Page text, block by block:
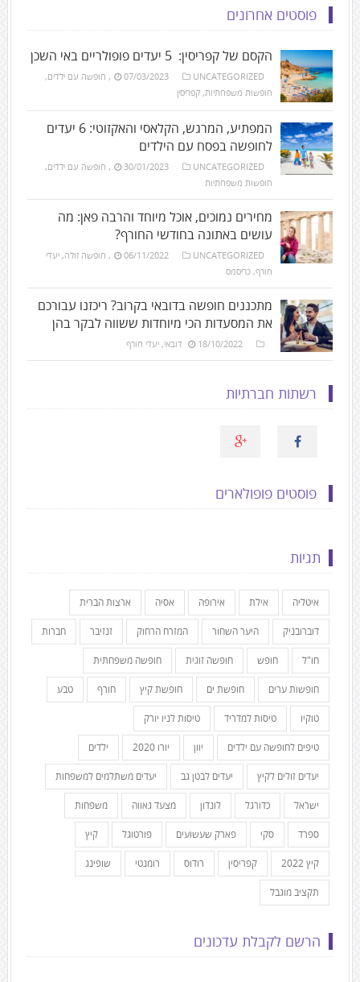
פוסטים אחרונים
הקסם של קפריסין: 5 יעדים פופולריים באי השכן
07/03/2023 UNCATEGORIZED
, חופשה עם ילדים,
חופשות משפחתיות, קפריסין
המפתיע, המרגש, הקלאסי והאקזוטי: 6 יעדים
לחופשה בפסח עם הילדים
30/01/2023 UNCATEGORIZED
, חופשה עם ילדים,
חופשות משפחתיות
מחירים נמוכים, אוכל מיוחד והרבה פאן: מה
עושים באתונה בחודשי החורף?
06/11/2022 UNCATEGORIZED
, חופשה זולה, יעדי
חורף, כריסמס
מתכננים חופשה בדובאי בקרוב? ריכזנו עבורכם
את המסעדות הכי מיוחדות ששווה לבקר בהן
18/10/2022 דובאי, יעדי חורף
רשתות חברתיות
פוסטים פופולארים
תגיות
איטליה אילת אירופה אסיה ארצות הברית
דוברובניק היער השחור המזרח הרחוק זנזיבר חברות
חו"ל חופש חופשה זוגית חופשה משפחתית
חופשות ערים חופשת ים חופשת קיץ חורף טבע
טוקיו טיסות למדריד טיסות לניו יורק
טיפים לחופשה עם ילדים יוון יורו 2020 ילדים
יעדים זולים לקיץ יעדים לבטן גב יעדים משתלמים למשפחות
ישראל כדורגל לונדון מצעד גאווה משפחות
ספרד סקי פארק שעשועים פורטוגל קיץ
קיץ 2022 קפריסין רודוס רומנטי שופינג
תקציב מוגבל
הרשם לקבלת עדכונים